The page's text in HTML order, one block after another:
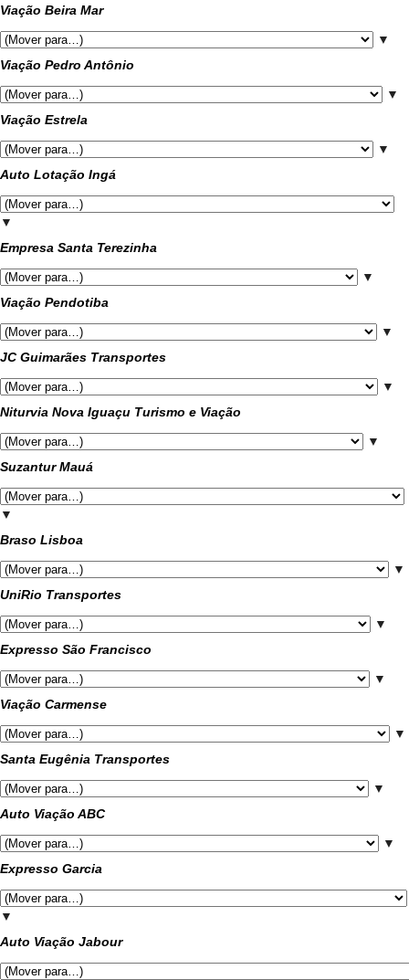
Viação Beira Mar
▼
Viação Pedro Antônio
▼
Viação Estrela
▼
Auto Lotação Ingá
▼
Empresa Santa Terezinha
▼
Viação Pendotiba
▼
JC Guimarães Transportes
▼
Niturvia Nova Iguaçu Turismo e Viação
▼
Suzantur Mauá
▼
Braso Lisboa
▼
UniRio Transportes
▼
Expresso São Francisco
▼
Viação Carmense
▼
Santa Eugênia Transportes
▼
Auto Viação ABC
▼
Expresso Garcia
▼
Auto Viação Jabour